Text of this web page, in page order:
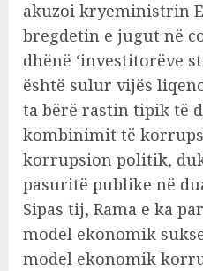
akuzoi kryeministrin
bregdetin e jugut në
dhënë ‘investitorëve
është sulur vijës
ta bërë rastin tipik të
kombinimit të
korrupsion politik,
pasuritë publike në
Sipas tij, Rama e ka
model ekonomik
model ekonomik